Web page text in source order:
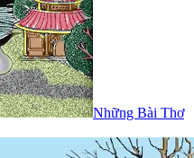
Những Bài Thơ